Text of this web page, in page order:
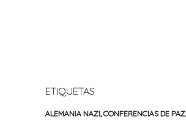
ETIQUETAS
ALEMANIA NAZI ,CONFERENCIAS DE PAZ